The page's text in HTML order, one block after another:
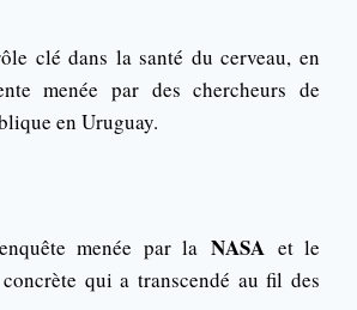
clé dans la santé du cerveau, en
menée par des chercheurs de
en Uruguay.
menée par laNASAet le
qui a transcendé au fil des